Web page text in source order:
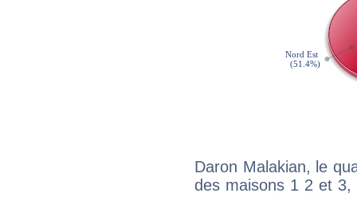
Daron Malakian, le
des maisons 1 2 et